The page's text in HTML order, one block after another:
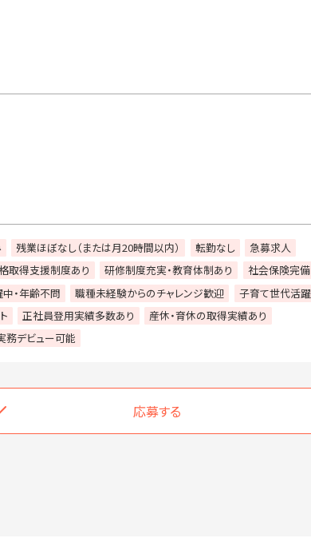
残業ほぼなし（または月20時間以内） 転勤なし
急募求人
取得支援制度あり 研修制度充実・教育体制あり
社会保険完備
・年齢不問 職種未経験からのチャレンジ歓迎
子育て世代活
正社員登用実績多数あり
産休・育休の取得実績あり
務デビュー可能
応募する